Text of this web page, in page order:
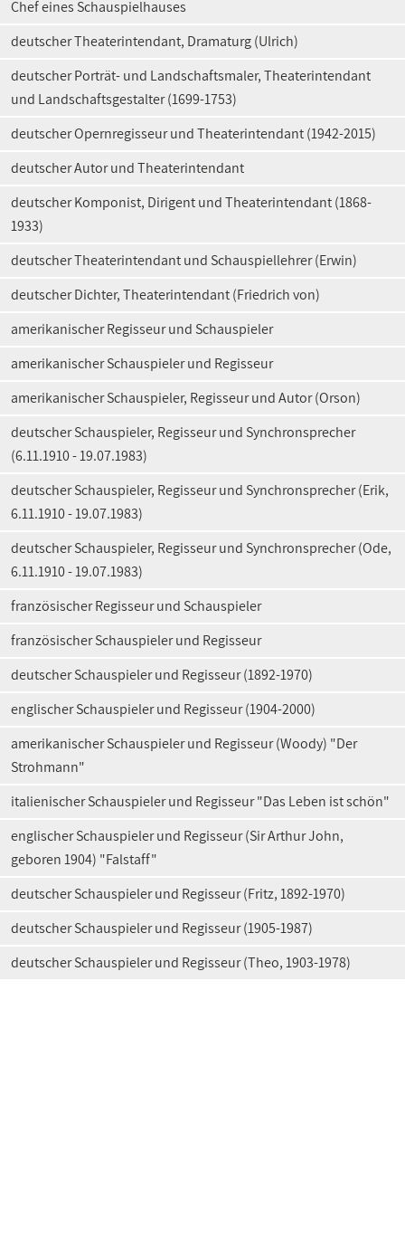
Chef eines Schauspielhauses
deutscher Theaterintendant, Dramaturg (Ulrich)
deutscher Porträt- und Landschaftsmaler, Theaterintendant
und Landschaftsgestalter (1699-1753)
deutscher Opernregisseur und Theaterintendant (1942-2015)
deutscher Autor und Theaterintendant
deutscher Komponist, Dirigent und Theaterintendant (1868-
1933)
deutscher Theaterintendant und Schauspiellehrer (Erwin)
deutscher Dichter, Theaterintendant (Friedrich von)
amerikanischer Regisseur und Schauspieler
amerikanischer Schauspieler und Regisseur
amerikanischer Schauspieler, Regisseur und Autor (Orson)
deutscher Schauspieler, Regisseur und Synchronsprecher
(6.11.1910 - 19.07.1983)
deutscher Schauspieler, Regisseur und Synchronsprecher (Erik,
6.11.1910 - 19.07.1983)
deutscher Schauspieler, Regisseur und Synchronsprecher (Ode,
6.11.1910 - 19.07.1983)
französischer Regisseur und Schauspieler
französischer Schauspieler und Regisseur
deutscher Schauspieler und Regisseur (1892-1970)
englischer Schauspieler und Regisseur (1904-2000)
amerikanischer Schauspieler und Regisseur (Woody) "Der
Strohmann"
italienischer Schauspieler und Regisseur "Das Leben ist schön"
englischer Schauspieler und Regisseur (Sir Arthur John,
geboren 1904) "Falstaff"
deutscher Schauspieler und Regisseur (Fritz, 1892-1970)
deutscher Schauspieler und Regisseur (1905-1987)
deutscher Schauspieler und Regisseur (Theo, 1903-1978)